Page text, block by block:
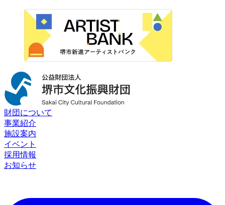
財団について
事業紹介
施設案内
イベント
採用情報
お知らせ